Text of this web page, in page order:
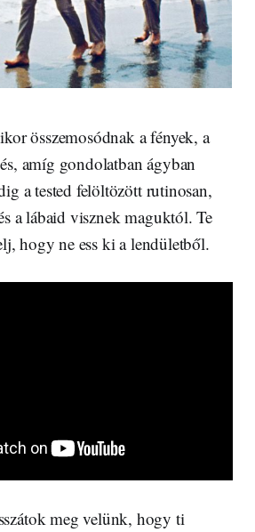
összemosódnak a fények, a
amíg gondolatban ágyban
a tested felöltözött rutinosan,
a lábaid visznek maguktól. Te
hogy ne ess ki a lendületből.
meg velünk, hogy ti